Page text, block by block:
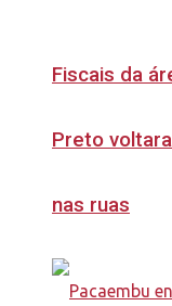
Fiscais da
Preto
nas ruas